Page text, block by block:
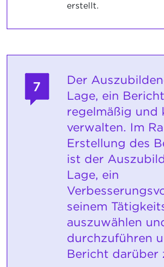
erstellt.
7
Der
Lage, ein
regelmäßig und
verwalten. Im
Erstellung des
ist der
Lage, ein
seinem
auszuwählen
durchzuführen
Bericht darüber